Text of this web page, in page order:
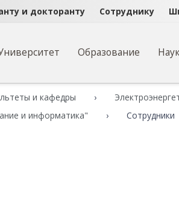
и докторанту Сотруднику
Образование
и кафедры
и информатика"
Сотрудники